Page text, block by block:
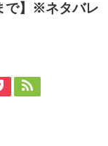
で】※ネタバレ